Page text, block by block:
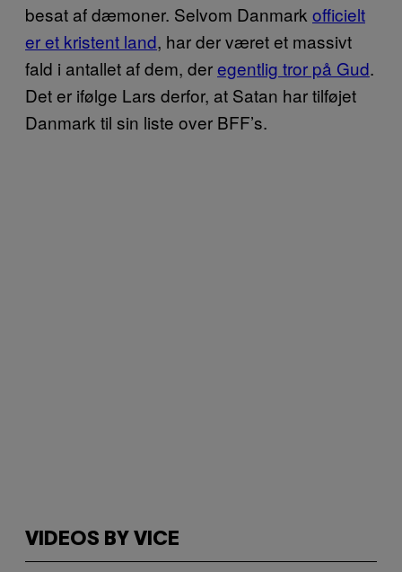
besat af dæmoner. Selvom Danmark officielt
er et kristent land, har der været et massivt
fald i antallet af dem, deregentlig tror på Gud.
Det er ifølge Lars derfor, at Satan har tilføjet
Danmark til sin liste over BFF’s.
VIDEOS BY VICE